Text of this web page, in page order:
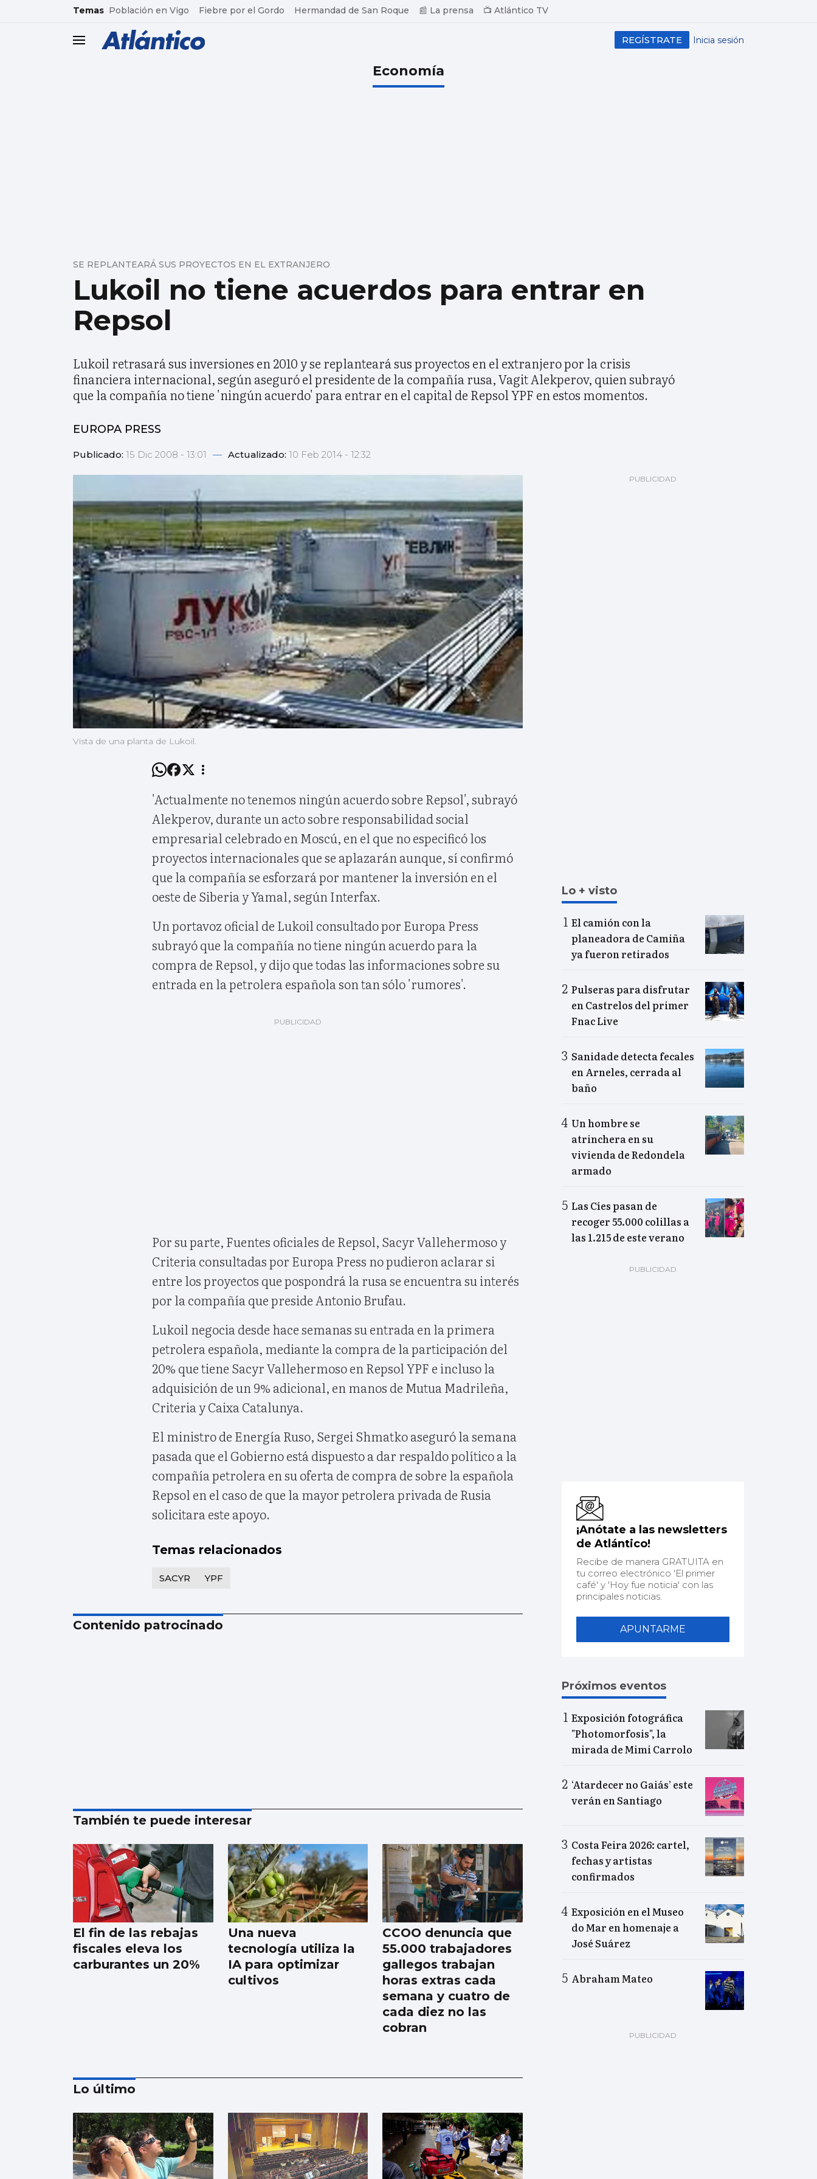
common.go-to-content
Temas Población en Vigo Fiebre por el Gordo Hermandad de San Roque 📰 La prensa 📺 Atlántico TV
header.menu.open Inicia sesión
REGÍSTRATE
Economía
Lukoil no tiene acuerdos para entrar en
Repsol
SE REPLANTEARÁ SUS PROYECTOS EN EL EXTRANJERO
Lukoil retrasará sus inversiones en 2010 y se replanteará sus proyectos en el extranjero por la crisis
financiera internacional, según aseguró el presidente de la compañía rusa, Vagit Alekperov, quien subrayó
que la compañía no tiene 'ningún acuerdo' para entrar en el capital de Repsol YPF en estos momentos.
EUROPA PRESS
Publicado: 15 Dic 2008 - 13:01 — Actualizado: 10 Feb 2014 - 12:32
Vista de una planta de Lukoil.
'Actualmente no tenemos ningún acuerdo sobre Repsol', subrayó
Alekperov, durante un acto sobre responsabilidad social
empresarial celebrado en Moscú, en el que no especificó los
proyectos internacionales que se aplazarán aunque, sí confirmó
que la compañía se esforzará por mantener la inversión en el
oeste de Siberia y Yamal, según Interfax.
Un portavoz oficial de Lukoil consultado por Europa Press
subrayó que la compañía no tiene ningún acuerdo para la
compra de Repsol, y dijo que todas las informaciones sobre su
entrada en la petrolera española son tan sólo 'rumores'.
Por su parte, Fuentes oficiales de Repsol, Sacyr Vallehermoso y
Criteria consultadas por Europa Press no pudieron aclarar si
entre los proyectos que pospondrá la rusa se encuentra su interés
por la compañía que preside Antonio Brufau.
Lukoil negocia desde hace semanas su entrada en la primera
petrolera española, mediante la compra de la participación del
20% que tiene Sacyr Vallehermoso en Repsol YPF e incluso la
adquisición de un 9% adicional, en manos de Mutua Madrileña,
Criteria y Caixa Catalunya.
El ministro de Energía Ruso, Sergei Shmatko aseguró la semana
pasada que el Gobierno está dispuesto a dar respaldo político a la
compañía petrolera en su oferta de compra de sobre la española
Repsol en el caso de que la mayor petrolera privada de Rusia
solicitara este apoyo.
Temas relacionados
SACYR YPF
Contenido patrocinado
También te puede interesar
El fin de las rebajas
fiscales eleva los
carburantes un 20%
Una nueva
tecnología utiliza la
IA para optimizar
cultivos
CCOO denuncia que
55.000 trabajadores
gallegos trabajan
horas extras cada
semana y cuatro de
cada diez no las
cobran
La nigranesa Kreios
Space lanzará el
satélite que volará
Lo último
Lo + visto
El camión con la
planeadora de Camiña
ya fueron retirados
Pulseras para disfrutar
en Castrelos del primer
Fnac Live
Sanidade detecta fecales
en Arneles, cerrada al
baño
Un hombre se
atrinchera en su
vivienda de Redondela
armado
Las Cíes pasan de
recoger 55.000 colillas a
las 1.215 de este verano
¡Anótate a las newsletters
de Atlántico!
Recibe de manera GRATUITA en
tu correo electrónico 'El primer
café' y 'Hoy fue noticia' con las
principales noticias.
APUNTARME
Próximos eventos
Exposición fotográfica
"Photomorfosis", la
mirada de Mimi Carrolo
‘Atardecer no Gaiás’ este
verán en Santiago
Costa Feira 2026: cartel,
fechas y artistas
confirmados
Exposición en el Museo
do Mar en homenaje a
José Suárez
Abraham Mateo